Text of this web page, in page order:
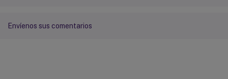
Envíenos sus comentarios